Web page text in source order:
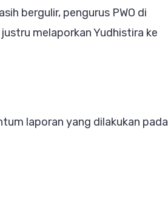
bergulir, pengurus PWO di
melaporkan Yudhistira ke
laporan yang dilakukan pada